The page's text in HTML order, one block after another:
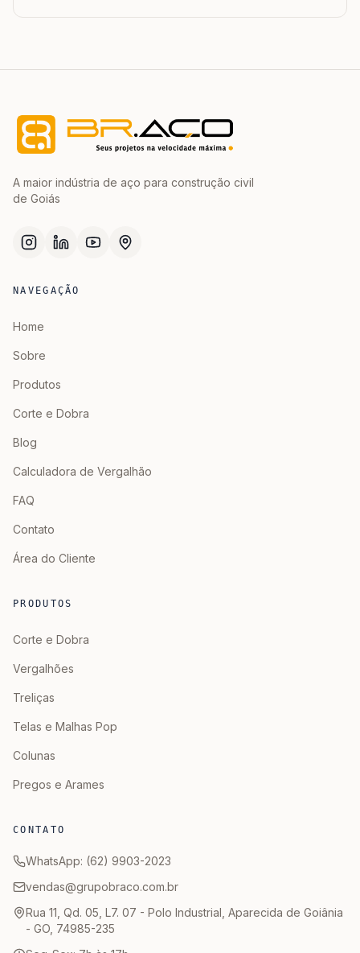
A maior indústria de aço para construção civil
de Goiás
NAVEGAÇÃO
Home
Sobre
Produtos
Corte e Dobra
Blog
Calculadora de Vergalhão
FAQ
Contato
Área do Cliente
PRODUTOS
Corte e Dobra
Vergalhões
Treliças
Telas e Malhas Pop
Colunas
Pregos e Arames
CONTATO
WhatsApp: (62) 9903-2023
vendas@grupobraco.com.br
Rua 11, Qd. 05, L7. 07 - Polo Industrial, Aparecida de Goiânia
- GO, 74985-235